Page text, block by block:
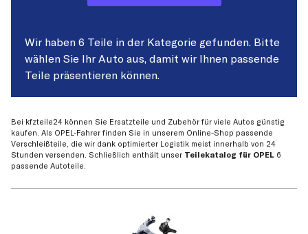
Wir haben 6 Teile in der Kategorie gefunden. Bitte
wählen Sie Ihr Auto aus, damit wir Ihnen passende
Teile präsentieren können.
Bei kfzteile24 können Sie Ersatzteile und Zubehör für viele Autos günstig
kaufen. Als OPEL-Fahrer finden Sie in unserem Online-Shop passende
Verschleißteile, die wir dank optimierter Logistik meist innerhalb von 24
Stunden versenden. Schließlich enthält unser Teilekatalog für OPEL 6
passende Autoteile.